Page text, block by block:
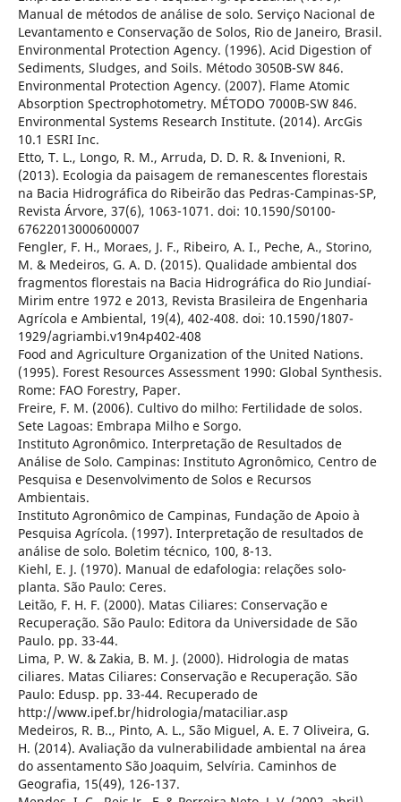
Manual de métodos de análise de solo. Serviço Nacional de
Levantamento e Conservação de Solos, Rio de Janeiro, Brasil.
Environmental Protection Agency. (1996). Acid Digestion of
Sediments, Sludges, and Soils. Método 3050B-SW 846.
Environmental Protection Agency. (2007). Flame Atomic
Absorption Spectrophotometry. MÉTODO 7000B-SW 846.
Environmental Systems Research Institute. (2014). ArcGis
10.1 ESRI Inc.
Etto, T. L., Longo, R. M., Arruda, D. D. R. & Invenioni, R.
(2013). Ecologia da paisagem de remanescentes florestais
na Bacia Hidrográfica do Ribeirão das Pedras-Campinas-SP,
Revista Árvore, 37(6), 1063-1071. doi: 10.1590/S0100-
67622013000600007
Fengler, F. H., Moraes, J. F., Ribeiro, A. I., Peche, A., Storino,
M. & Medeiros, G. A. D. (2015). Qualidade ambiental dos
fragmentos florestais na Bacia Hidrográfica do Rio Jundiaí-
Mirim entre 1972 e 2013, Revista Brasileira de Engenharia
Agrícola e Ambiental, 19(4), 402-408. doi: 10.1590/1807-
1929/agriambi.v19n4p402-408
Food and Agriculture Organization of the United Nations.
(1995). Forest Resources Assessment 1990: Global Synthesis.
Rome: FAO Forestry, Paper.
Freire, F. M. (2006). Cultivo do milho: Fertilidade de solos.
Sete Lagoas: Embrapa Milho e Sorgo.
Instituto Agronômico. Interpretação de Resultados de
Análise de Solo. Campinas: Instituto Agronômico, Centro de
Pesquisa e Desenvolvimento de Solos e Recursos
Ambientais.
Instituto Agronômico de Campinas, Fundação de Apoio à
Pesquisa Agrícola. (1997). Interpretação de resultados de
análise de solo. Boletim técnico, 100, 8-13.
Kiehl, E. J. (1970). Manual de edafologia: relações solo-
planta. São Paulo: Ceres.
Leitão, F. H. F. (2000). Matas Ciliares: Conservação e
Recuperação. São Paulo: Editora da Universidade de São
Paulo. pp. 33-44.
Lima, P. W. & Zakia, B. M. J. (2000). Hidrologia de matas
ciliares. Matas Ciliares: Conservação e Recuperação. São
Paulo: Edusp. pp. 33-44. Recuperado de
http://www.ipef.br/hidrologia/mataciliar.asp
Medeiros, R. B.., Pinto, A. L., São Miguel, A. E. 7 Oliveira, G.
H. (2014). Avaliação da vulnerabilidade ambiental na área
do assentamento São Joaquim, Selvíria. Caminhos de
Geografia, 15(49), 126-137.